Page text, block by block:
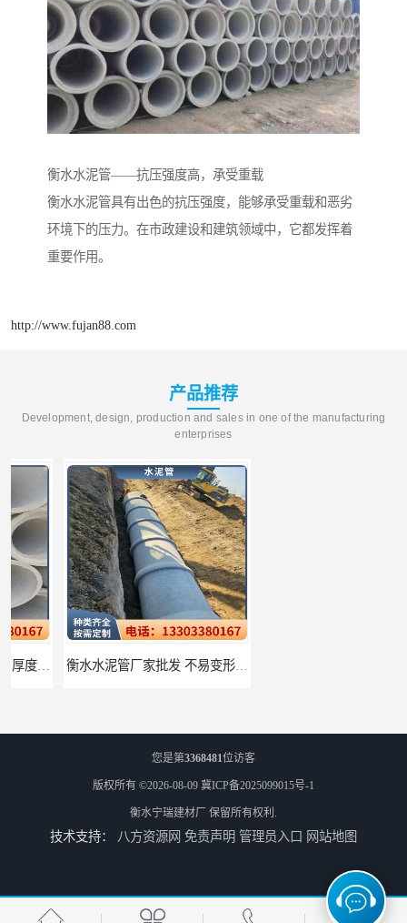
衡水水泥管——抗压强度高，承受重载
衡水水泥管具有出色的抗压强度，能够承受重载和恶劣
环境下的压力。在市政建设和建筑领域中，它都发挥着
重要作用。
http://www.fujan88.com
产品推荐
Development, design, production and sales in one of the manufacturing
enterprises
衡水水泥管厂家批发 不易变形结构稳定
邢台预制检查井批发 检修井 有效引导分流雨水 唐山检查井厂家批发 检测井 结构简单易于安装
您是第3368481位访客
版权所有 ©2026-08-09 冀ICP备2025099015号-1
衡水宁瑞建材厂 保留所有权利.
技术支持： 八方资源网 免责声明 管理员入口 网站地图